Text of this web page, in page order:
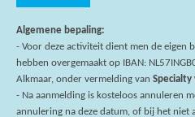
Algemene bepaling:
- Voor deze activiteit dient men de eigen
hebben overgemaakt op IBAN:
Alkmaar, onder vermelding van
- Na aanmelding is kosteloos annuleren
annulering na deze datum, of bij het niet